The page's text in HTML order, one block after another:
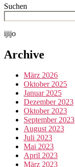
Suchen
ijijo
Archive
März 2026
Oktober 2025
Januar 2025
Dezember 2023
Oktober 2023
September 2023
August 2023
Juli 2023
Mai 2023
April 2023
März 2023